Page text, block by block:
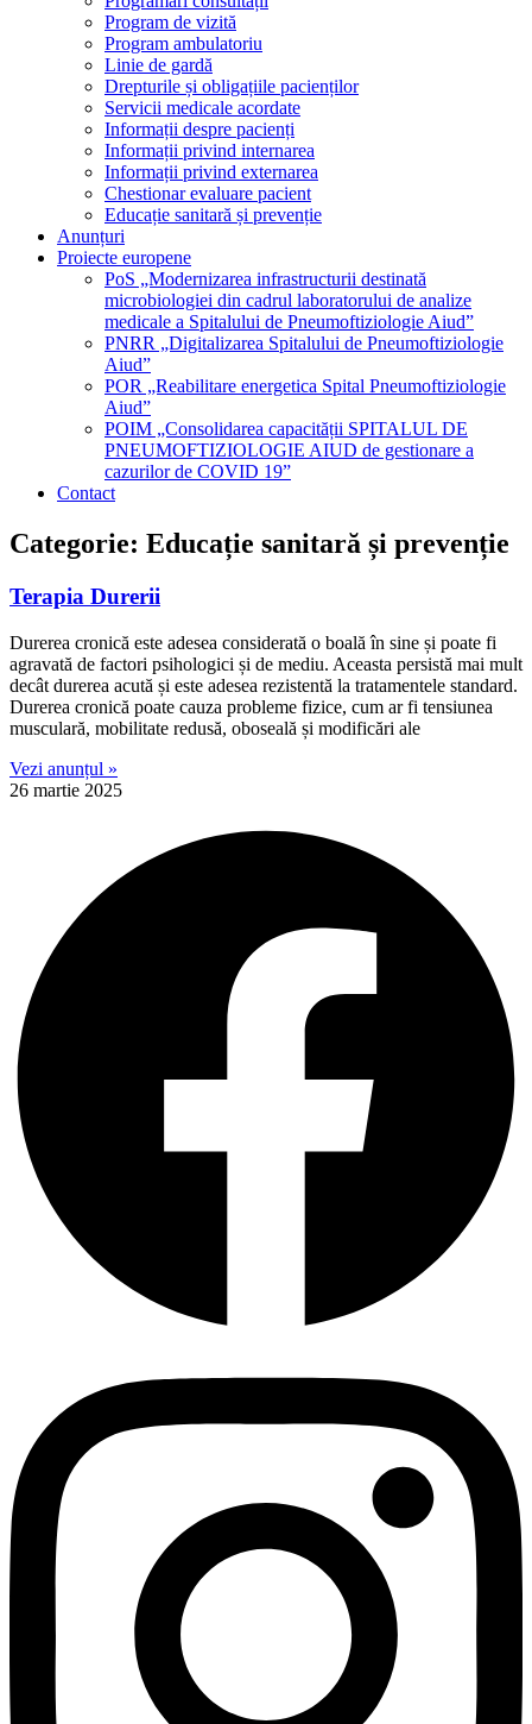
Program de vizită
Program ambulatoriu
Linie de gardă
Drepturile și obligațiile pacienților
Servicii medicale acordate
Informații despre pacienți
Informații privind internarea
Informații privind externarea
Chestionar evaluare pacient
Educație sanitară și prevenție
Anunțuri
Proiecte europene
PoS „Modernizarea infrastructurii destinată
microbiologiei din cadrul laboratorului de analize
medicale a Spitalului de Pneumoftiziologie Aiud”
PNRR „Digitalizarea Spitalului de Pneumoftiziologie
Aiud”
POR „Reabilitare energetica Spital Pneumoftiziologie
Aiud”
POIM „Consolidarea capacității SPITALUL DE
PNEUMOFTIZIOLOGIE AIUD de gestionare a
cazurilor de COVID 19”
Contact
Categorie: Educație sanitară și prevenție
Terapia Durerii
Durerea cronică este adesea considerată o boală în sine și poate fi
agravată de factori psihologici și de mediu. Aceasta persistă mai mult
decât durerea acută și este adesea rezistentă la tratamentele standard.
Durerea cronică poate cauza probleme fizice, cum ar fi tensiunea
musculară, mobilitate redusă, oboseală și modificări ale
Vezi anunțul »
26 martie 2025